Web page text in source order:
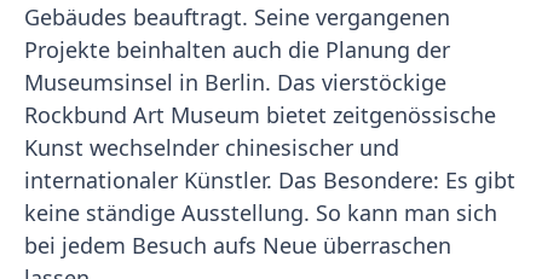
Gebäudes beauftragt. Seine vergangenen
Projekte beinhalten auch die Planung der
Museumsinsel in Berlin. Das vierstöckige
Rockbund Art Museum bietet zeitgenössische
Kunst wechselnder chinesischer und
internationaler Künstler. Das Besondere: Es gibt
keine ständige Ausstellung. So kann man sich
bei jedem Besuch aufs Neue überraschen